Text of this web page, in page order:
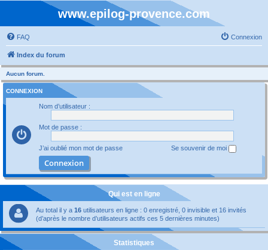
www.epilog-provence.com
FAQ Connexion
Index du forum
Aucun forum.
CONNEXION
Nom d’utilisateur :
Mot de passe :
J’ai oublié mon mot de passe Se souvenir de moi
Qui est en ligne
Au total il y a 16 utilisateurs en ligne : 0 enregistré, 0 invisible et 16 invités
(d’après le nombre d’utilisateurs actifs ces 5 dernières minutes)
Statistiques